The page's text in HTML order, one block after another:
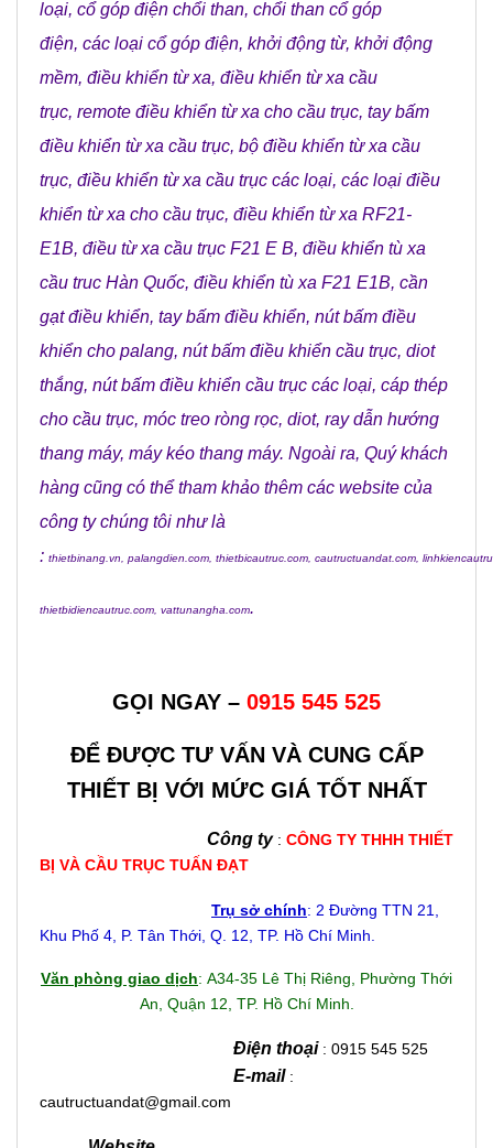
loại, cổ góp điện chổi than, chổi than cổ góp
điện, các loại cổ góp điện, khởi động từ, khởi động
mềm, điều khiển từ xa, điều khiển từ xa cầu
trục, remote điều khiển từ xa cho cầu trục, tay bấm
điều khiển từ xa cầu trục, bộ điều khiển từ xa cầu
trục, điều khiển từ xa cầu trục các loại, các loại điều
khiển từ xa cho cầu trục, điều khiển từ xa RF21-
E1B, điều từ xa cầu trục F21 E B, điều khiển tù xa
cầu truc Hàn Quốc, điều khiển tù xa F21 E1B, cần
gạt điều khiển, tay bấm điều khiển, nút bấm điều
khiển cho palang, nút bấm điều khiển cầu trục, diot
thắng, nút bấm điều khiển cầu trục các loại, cáp thép
cho cầu trục, móc treo ròng rọc, diot, ray dẫn hướng
thang máy, máy kéo thang máy. Ngoài ra, Quý khách
hàng cũng có thể tham khảo thêm các website của
công ty chúng tôi như là
: thietbinang.vn palangdien.com thietbicautruc.com cautructuandat.com
thietbidiencautruc.com vattunangha.com.
GỌI NGAY – 0915 545 525
ĐỂ ĐƯỢC TƯ VẤN VÀ CUNG CẤP
THIẾT BỊ VỚI MỨC GIÁ TỐT NHẤT
Công ty: CÔNG TY THHH THIẾT
BỊ VÀ CẦU TRỤC TUẤN ĐẠT
Trụ sở chính: 2 Đường TTN 21,
Khu Phố 4, P. Tân Thới, Q. 12, TP. Hồ Chí Minh.
Văn phòng giao dịch: A34-35 Lê Thị Riêng, Phường Thới
An, Quận 12, TP. Hồ Chí Minh.
Điện thoại : 0915 545 525
E-mail :
cautructuandat@gmail.com